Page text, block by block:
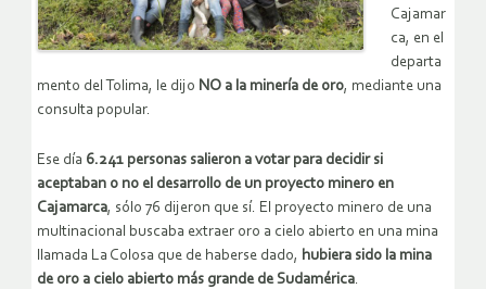
Cajamar
ca, en el
departa
mento del Tolima, le dijo NO a la minería de oro, mediante una
consulta popular.
Ese día 6.241 personas salieron a votar para decidir si
aceptaban o no el desarrollo de un proyecto minero en
Cajamarca, sólo 76 dijeron que sí. El proyecto minero de una
multinacional buscaba extraer oro a cielo abierto en una mina
llamada La Colosa que de haberse dado, hubiera sido la mina
de oro a cielo abierto más grande de Sudamérica.